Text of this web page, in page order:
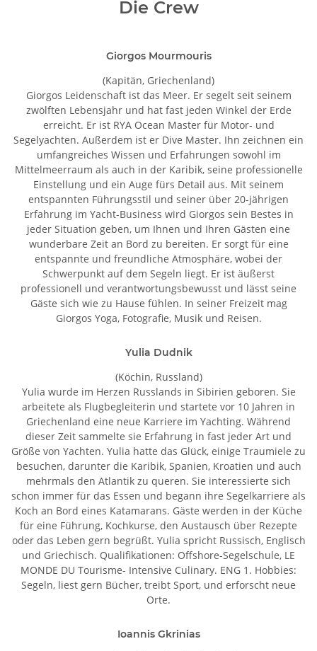
Die Crew
Giorgos Mourmouris
(Kapitän, Griechenland)
Giorgos Leidenschaft ist das Meer. Er segelt seit seinem
zwölften Lebensjahr und hat fast jeden Winkel der Erde
erreicht. Er ist RYA Ocean Master für Motor- und
Segelyachten. Außerdem ist er Dive Master. Ihn zeichnen ein
umfangreiches Wissen und Erfahrungen sowohl im
Mittelmeerraum als auch in der Karibik, seine professionelle
Einstellung und ein Auge fürs Detail aus. Mit seinem
entspannten Führungsstil und seiner über 20-jährigen
Erfahrung im Yacht-Business wird Giorgos sein Bestes in
jeder Situation geben, um Ihnen und Ihren Gästen eine
wunderbare Zeit an Bord zu bereiten. Er sorgt für eine
entspannte und freundliche Atmosphäre, wobei der
Schwerpunkt auf dem Segeln liegt. Er ist äußerst
professionell und verantwortungsbewusst und lässt seine
Gäste sich wie zu Hause fühlen. In seiner Freizeit mag
Giorgos Yoga, Fotografie, Musik und Reisen.
Yulia Dudnik
(Köchin, Russland)
Yulia wurde im Herzen Russlands in Sibirien geboren. Sie
arbeitete als Flugbegleiterin und startete vor 10 Jahren in
Griechenland eine neue Karriere im Yachting. Während
dieser Zeit sammelte sie Erfahrung in fast jeder Art und
Größe von Yachten. Yulia hatte das Glück, einige Traumiele zu
besuchen, darunter die Karibik, Spanien, Kroatien und auch
mehrmals den Atlantik zu queren. Sie interessierte sich
schon immer für das Essen und begann ihre Segelkarriere als
Koch an Bord eines Katamarans. Gäste werden in der Küche
für eine Führung, Kochkurse, den Austausch über Rezepte
oder das Leben gern begrüßt. Yulia spricht Russisch, Englisch
und Griechisch. Qualifikationen: Offshore-Segelschule, LE
MONDE DU Tourisme- Intensive Culinary. ENG 1. Hobbies:
Segeln, liest gern Bücher, treibt Sport, und erforscht neue
Orte.
Ioannis Gkrinias